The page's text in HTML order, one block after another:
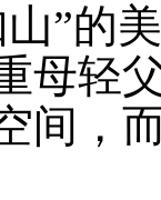
”的
母轻
间，